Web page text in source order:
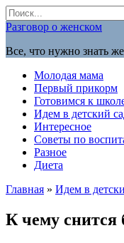
Перейти
к
содержанию
Search
for:
Разговор о женском
Все, что нужно знать
Молодая мама
Первый прикорм
Готовимся к
Идем в детский
Интересное
Советы по
Разное
Диета
Главная » Идем в
К чему снится